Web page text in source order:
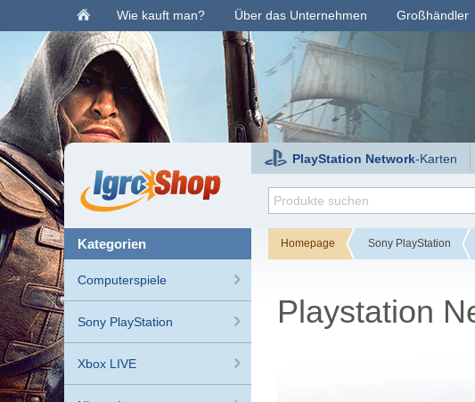
Wie kauft man? Über das Unternehmen Großhändler
PlayStation Network-Karten
kategorien
Computerspiele
Sony PlayStation
Xbox LIVE
Homepage Sony PlayStation
Playstation